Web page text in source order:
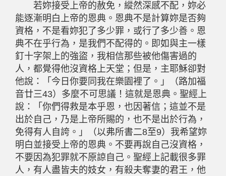
若妳接受上帝的赦免，縱然深感不配，妳必
能逐漸明白上帝的恩典。恩典不是計算妳是否夠
資格，不是看妳犯了多少罪，或行了多少善。恩
典不在乎行為，是我們不配得的。即如與主一樣
釘十字架上的強盜，我相信那些被他傷害過的
人，都覺得他沒資格上天堂；但是，主耶穌卻對
他說：「今日你要同我在樂園裡了。」（路加福
音廿三43）多麼不可思議！這就是恩典。聖經上
說：「你們得救是本乎恩，也因著信；這並不是
出於自己，乃是上帝所賜的，也不是出於行為，
免得有人自誇。」（以弗所書二8至9）我希望妳
明白並接受上帝的恩典。不要再說自己沒資格，
不要因為犯罪就不原諒自己。聖經上記載很多罪
人，有人盡皆夫的妓女，有殺夫奪妻的君王，他